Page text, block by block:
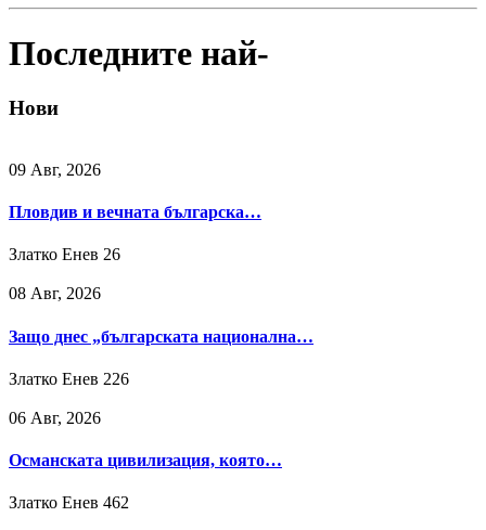
Последните най-
Нови
09 Авг, 2026
Пловдив и вечната българска…
Златко Енев 26
08 Авг, 2026
Защо днес „българската национална…
Златко Енев 226
06 Авг, 2026
Османската цивилизация, която…
Златко Енев 462